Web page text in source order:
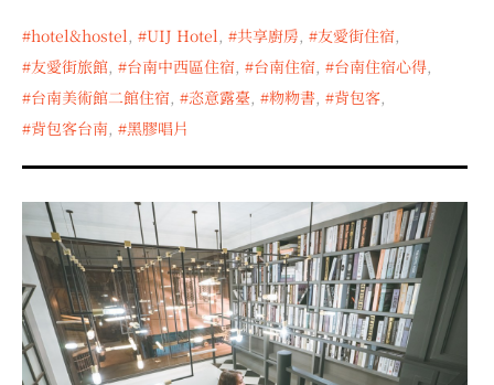
hotel&hostel, UIJ Hotel, 共享廚房, 友愛街住宿,
友愛街旅館, 台南中西區住宿, 台南住宿, 台南住宿心得,
台南美術館二館住宿, 恣意露臺, 粅粅書, 背包客,
背包客台南, 黑膠唱片